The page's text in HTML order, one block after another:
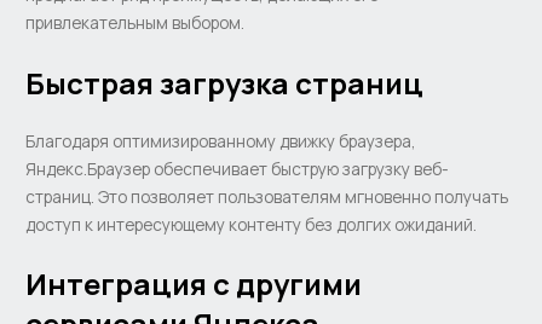
привлекательным выбором.
Быстрая загрузка страниц
Благодаря оптимизированному движку браузера,
Яндекс.Браузер обеспечивает быструю загрузку веб-
страниц. Это позволяет пользователям мгновенно получать
доступ к интересующему контенту без долгих ожиданий.
Интеграция с другими